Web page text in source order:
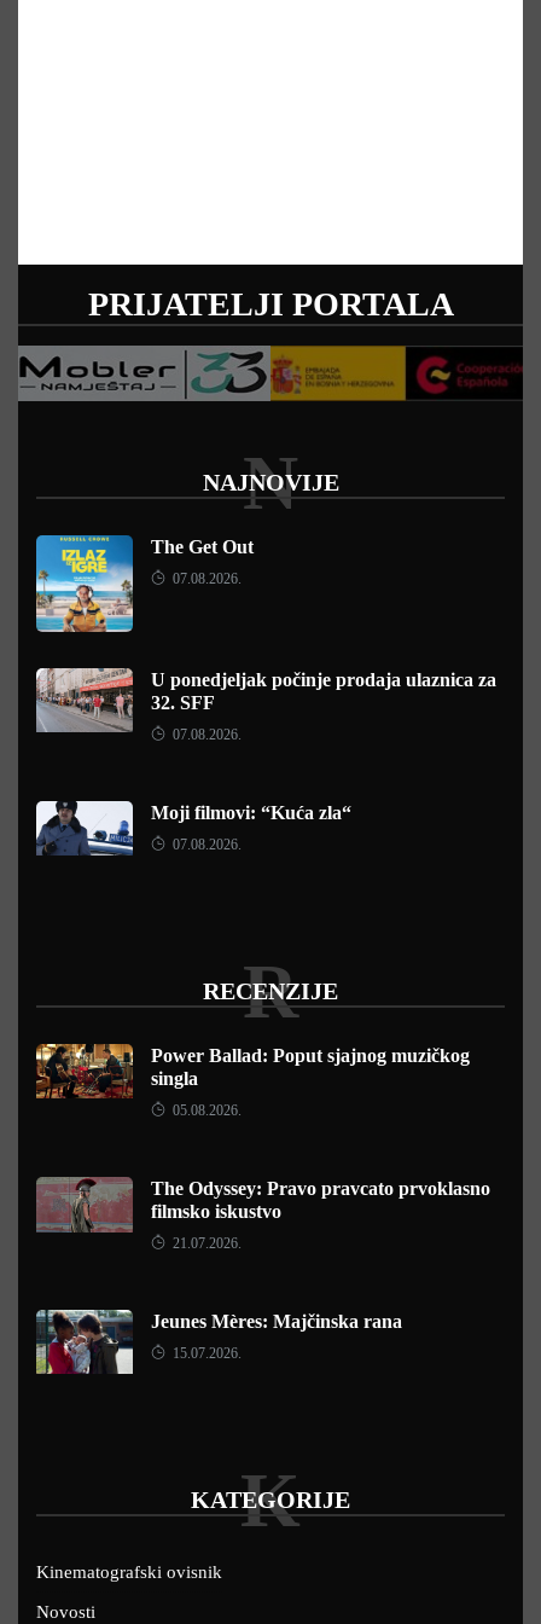
PRIJATELJI PORTALA
NAJNOVIJE
N
The Get Out
07.08.2026.
U ponedjeljak počinje prodaja ulaznica za
32. SFF
07.08.2026.
Moji filmovi: “Kuća zla“
07.08.2026.
RECENZIJE
R
Power Ballad: Poput sjajnog muzičkog
singla
05.08.2026.
The Odyssey: Pravo pravcato prvoklasno
filmsko iskustvo
21.07.2026.
Jeunes Mères: Majčinska rana
15.07.2026.
KATEGORIJE
K
Kinematografski ovisnik
Novosti